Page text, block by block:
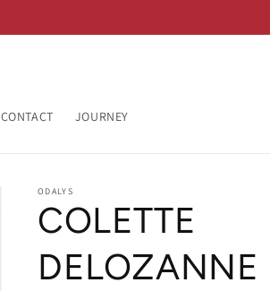
CONTACT JOURNEY
ODALYS
COLETTE
DELOZANNE